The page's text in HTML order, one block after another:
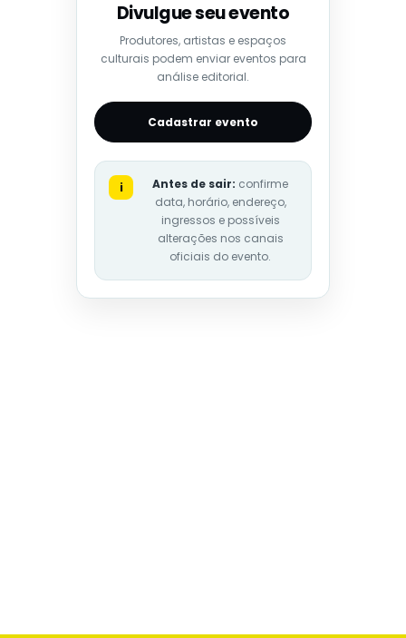
Divulgue seu evento
Produtores, artistas e espaços
culturais podem enviar eventos para
análise editorial.
Cadastrar evento
i Antes de sair: confirme
data, horário, endereço,
ingressos e possíveis
alterações nos canais
oficiais do evento.